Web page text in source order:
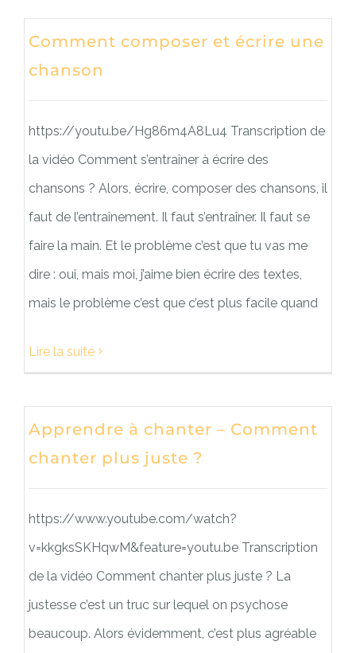
Comment composer et écrire une
chanson
https://youtu.be/Hg86m4A8Lu4 Transcription de
la vidéo Comment s’entraîner à écrire des
chansons ? Alors, écrire, composer des chansons, il
faut de l’entraînement. Il faut s’entraîner. Il faut se
faire la main. Et le problème c’est que tu vas me
dire : oui, mais moi, j’aime bien écrire des textes,
mais le problème c’est que c’est plus facile quand
Lire la suite
Apprendre à chanter – Comment
chanter plus juste ?
https://www.youtube.com/watch?
v=kkgksSKHqwM&feature=youtu.be Transcription
de la vidéo Comment chanter plus juste ? La
justesse c’est un truc sur lequel on psychose
beaucoup. Alors évidemment, c’est plus agréable